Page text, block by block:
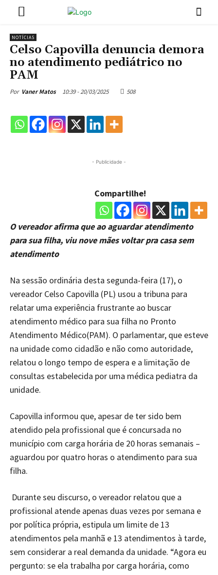
NOTÍCIAS
Celso Capovilla denuncia demora
no atendimento pediátrico no
PAM
Por Vaner Matos 10:39 - 20/03/2025 508
- Publicidade -
Compartilhe!
O vereador afirma que ao aguardar atendimento
para sua filha, viu nove mães voltar pra casa sem
atendimento
Na sessão ordinária desta segunda-feira (17), o
vereador Celso Capovilla (PL) usou a tribuna para
relatar uma experiência frustrante ao buscar
atendimento médico para sua filha no Pronto
Atendimento Médico(PAM). O parlamentar, que esteve
na unidade como cidadão e não como autoridade,
relatou o longo tempo de espera e a limitação de
consultas estabelecida por uma médica pediatra da
unidade.
Capovilla informou que, apesar de ter sido bem
atendido pela profissional que é concursada no
município com carga horária de 20 horas semanais –
aguardou por quatro horas o atendimento para sua
filha.
Durante seu discurso, o vereador relatou que a
profissional atende apenas duas vezes por semana e
por política própria, estipula um limite de 13
atendimentos pela manhã e 13 atendimentos à tarde,
sem considerar a real demanda da unidade. “Agora eu
pergunto: se ela trabalha por carga horária, como